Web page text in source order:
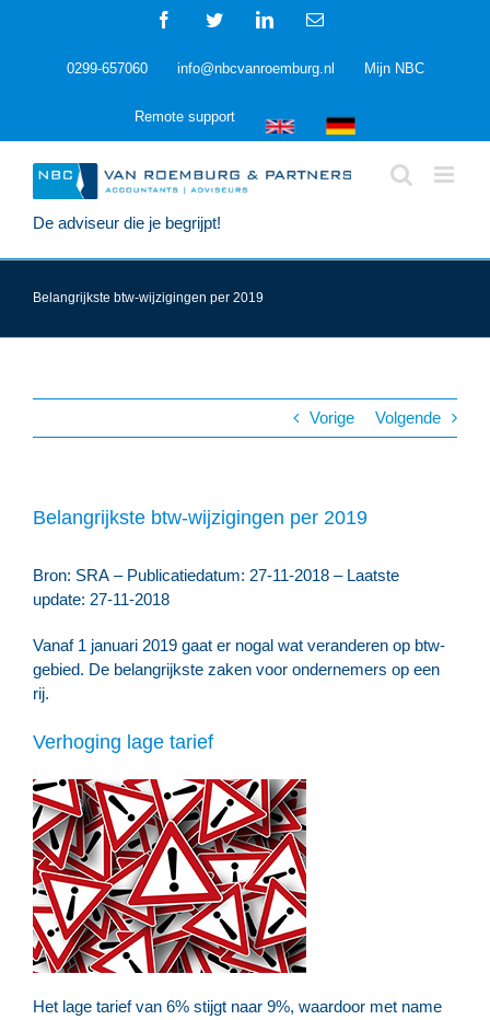
FacebookTwitterLinkedInE-
0299-657060 info@nbcvanroemburg.nl Mijn NBC
Remote support
De adviseur die je begrijpt!
Belangrijkste btw-wijzigingen per 2019
Vorige Volgende
Belangrijkste btw-wijzigingen per 2019
Bron: SRA – Publicatiedatum: 27-11-2018 – Laatste
update: 27-11-2018
Vanaf 1 januari 2019 gaat er nogal wat veranderen op btw-
gebied. De belangrijkste zaken voor ondernemers op een
rij.
Verhoging lage tarief
Het lage tarief van 6% stijgt naar 9%, waardoor met name